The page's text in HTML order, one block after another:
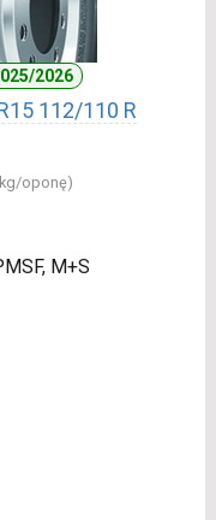
2026
112/110 R
oponę)
M+S